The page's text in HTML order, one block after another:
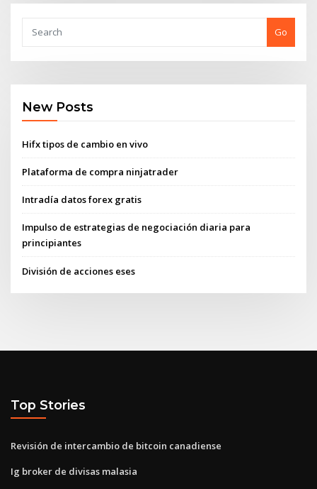
Go
New Posts
Hifx tipos de cambio en vivo
Plataforma de compra ninjatrader
Intradía datos forex gratis
Impulso de estrategias de negociación diaria para
principiantes
División de acciones eses
Top Stories
Revisión de intercambio de bitcoin canadiense
Ig broker de divisas malasia